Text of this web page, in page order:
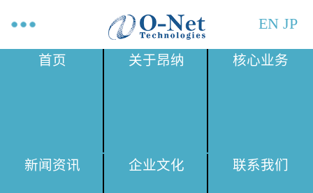
EN JP
首页 关于昂纳 核心业务
新闻资讯 企业文化 联系我们